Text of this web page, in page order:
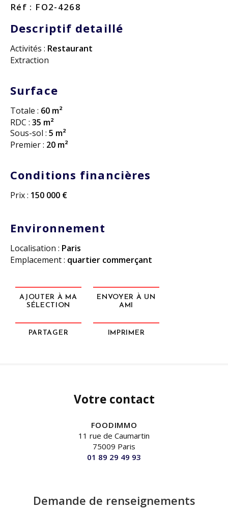
Réf : FO2-4268
Descriptif detaillé
Activités : Restaurant
Extraction
Surface
Totale : 60 m²
RDC : 35 m²
Sous-sol : 5 m²
Premier : 20 m²
Conditions financières
Prix : 150 000 €
Environnement
Localisation : Paris
Emplacement : quartier commerçant
AJOUTER À MA
SÉLECTION
ENVOYER À UN
AMI
PARTAGER IMPRIMER
Votre contact
FOODIMMO
11 rue de Caumartin
75009 Paris
01 89 29 49 93
Demande de renseignements